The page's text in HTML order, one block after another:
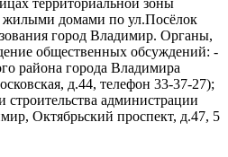
жилыми домами по ул.Посёлок
город Владимир. Органы,
общественных обсуждений: -
района города Владимира
д.44, телефон 33-37-27);
строительства администрации
Октябрьский проспект, д.47, 5